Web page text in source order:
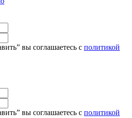
вы соглашаетесь с политикой
вы соглашаетесь с политикой